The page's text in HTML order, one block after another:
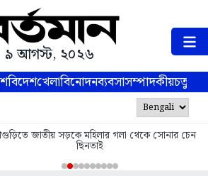
৯ আগস্ট, ২০২৬
বিদেশখেলাবিনোদনব্যবসাসম্পাদকীয়
জাতীয় সড়কে মহিলার গলা থেকে সোনার চেন
ছিনতাই